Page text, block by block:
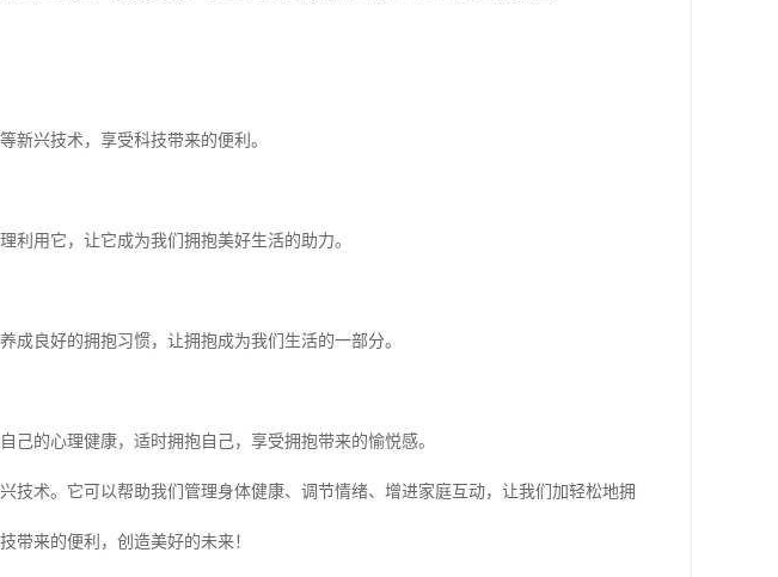
新兴技术，享受科技带来的便利。
利用它，让它成为我们拥抱美好生活的助力。
成良好的拥抱习惯，让拥抱成为我们生活的一部分。
的心理健康，适时拥抱自己，享受拥抱带来的愉悦感。
技术。它可以帮助我们管理身体健康、调节情绪、增进家庭互动，让我们加轻松地拥
带来的便利，创造美好的未来！